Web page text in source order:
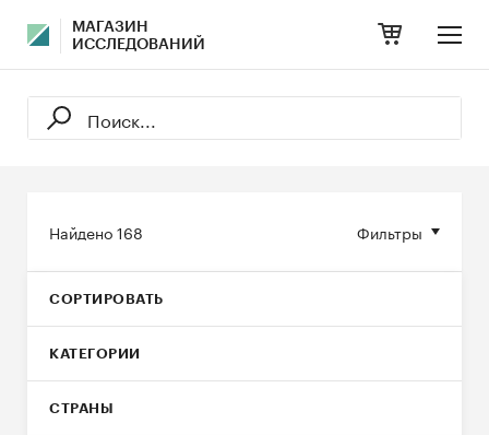
МАГАЗИН
ИССЛЕДОВАНИЙ
Фильтры
Найдено168
СОРТИРОВАТЬ
КАТЕГОРИИ
СТРАНЫ